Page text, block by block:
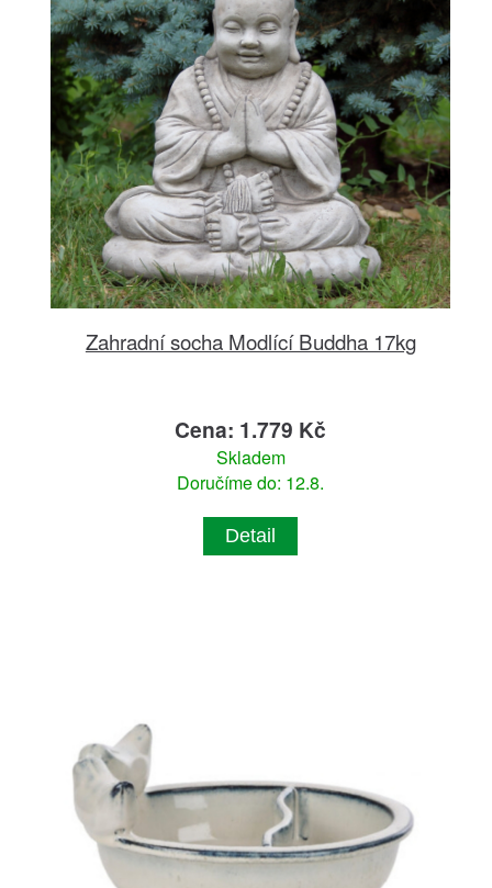
Zahradní socha Modlící Buddha 17kg
Cena: 1.779 Kč
Skladem
Doručíme do: 12.8.
Detail